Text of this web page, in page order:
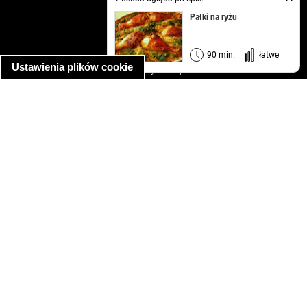
Ustawienia plików cookie
Pałki na ryżu
90 min. łatwe
kontakt
regulamin
informacja o prywatności
informacja o wykorzystaniu plików cookie